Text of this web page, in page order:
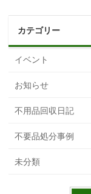
カテゴリー
イベント
お知らせ
不用品回収日記
不要品処分事例
未分類